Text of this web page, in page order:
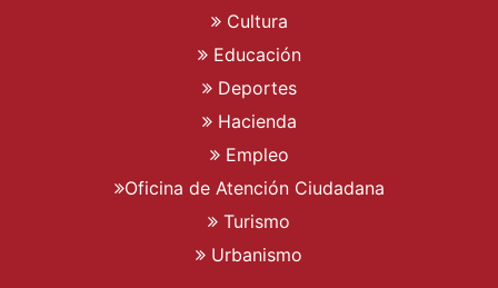
Cultura
Educación
Deportes
Hacienda
Empleo
Oficina de Atención Ciudadana
Turismo
Urbanismo